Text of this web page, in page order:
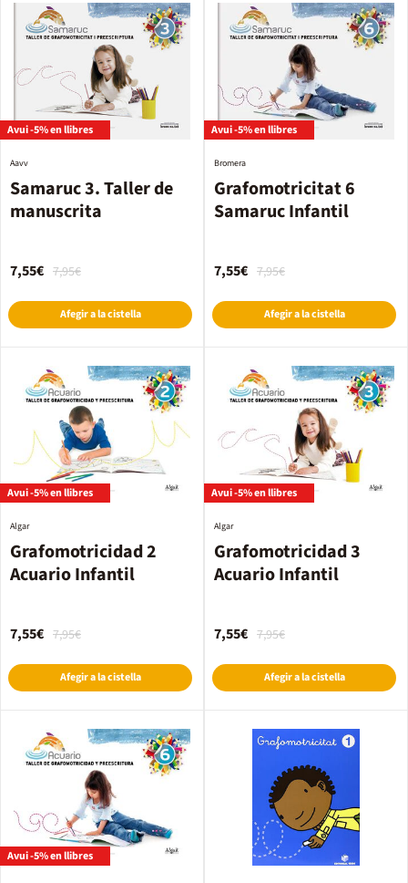
Avui -5% en llibres
Samaruc 3. Taller de
manuscrita
Aavv
7,95€
7,55€
Afegir a la cistella
Avui -5% en llibres
Grafomotricitat 6
Samaruc Infantil
Bromera
7,95€
7,55€
Afegir a la cistella
Avui -5% en llibres
Grafomotricidad 2
Acuario Infantil
Algar
7,95€
7,55€
Afegir a la cistella
Avui -5% en llibres
Grafomotricidad 3
Acuario Infantil
Algar
7,95€
7,55€
Afegir a la cistella
Avui -5% en llibres